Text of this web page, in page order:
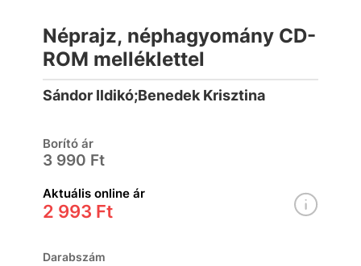
Néprajz, néphagyomány CD-
ROM melléklettel
Sándor Ildikó;Benedek Krisztina
Borító ár
3 990 Ft
Aktuális online ár
2 993 Ft
Darabszám